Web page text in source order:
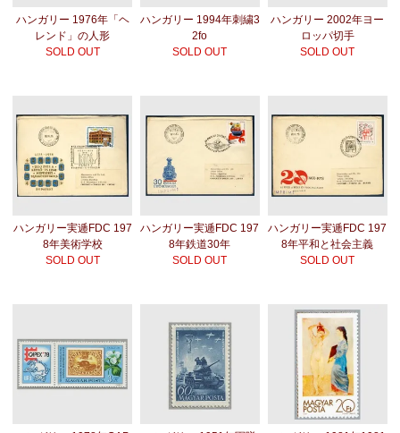
ハンガリー 1976年「ヘ
レンド」の人形
SOLD OUT
ハンガリー 1994年刺繍3
2fo
SOLD OUT
ハンガリー 2002年ヨー
ロッパ切手
SOLD OUT
ハンガリー実逓FDC 197
8年美術学校
SOLD OUT
ハンガリー実逓FDC 197
8年鉄道30年
SOLD OUT
ハンガリー実逓FDC 197
8年平和と社会主義
SOLD OUT